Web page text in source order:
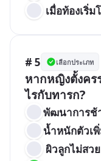
เมื่อท้องเริ่ม
# 5 เลือกประเภท
หากหญิงตั้งคร
ไรกับทารก?
พัฒนาการช้
น้ำหนักตัวเ
ผิวลูกไม่สวย